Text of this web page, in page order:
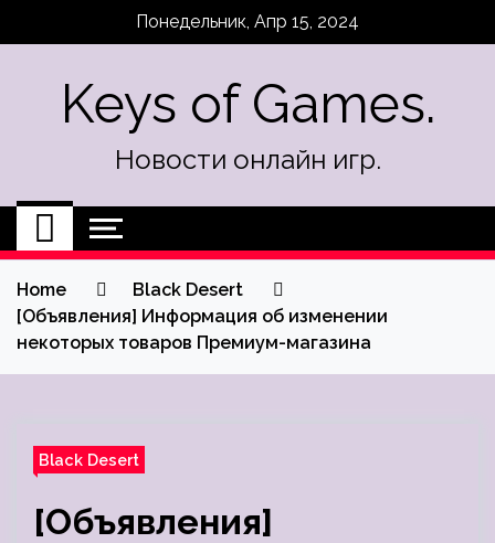
Понедельник, Апр 15, 2024
Keys of Games.
Новости онлайн игр.
Home
Black Desert
[Объявления] Информация об изменении
некоторых товаров Премиум-магазина
Black Desert
[Объявления]